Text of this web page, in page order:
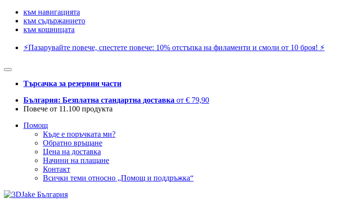
към навигацията
към съдържанието
към кошницата
⚡️Пазарувайте повече, спестете повече: 10% отстъпка на филаменти и смоли от 10 броя! ⚡️
Търсачка за резервни части
България: Безплатна стандартна доставка от € 79,90
Повече от 11.100 продукта
Помощ
Къде е поръчката ми?
Обратно връщане
Цена на доставка
Начини на плащане
Контакт
Всички теми относно „Помощ и поддръжка“